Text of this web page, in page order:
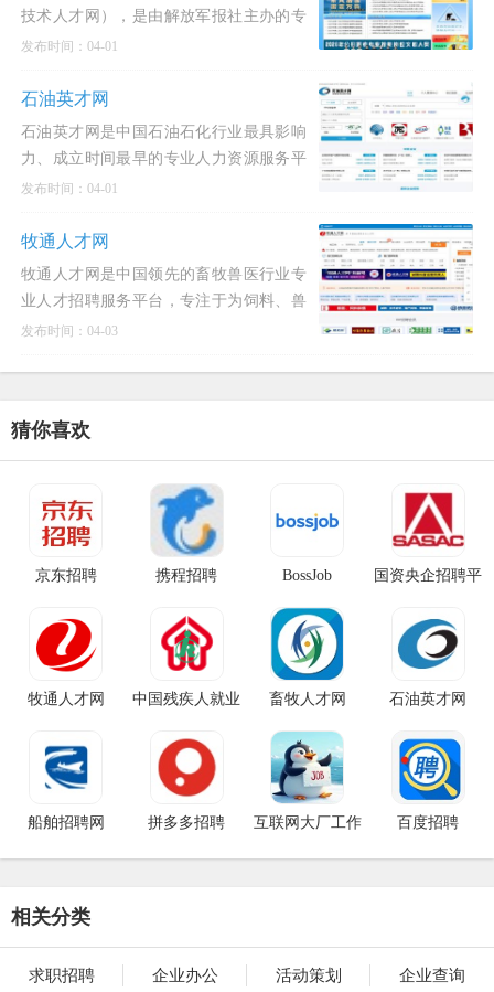
技术人才网），是由解放军报社主办的专
门服务于中国人民解放军人才队伍建设的
网站是军队文职人员招聘的唯一官方入
口，是国家全军文职人员招聘考试
发布时间：04-01
石油英才网
石油英才网是中国石油石化行业最具影响
力、成立时间最早的专业人力资源服务平
台之一。该平台由北京石油在线人力资源
始终专注于为油气田勘探、开采、炼化、
储运、装备制造及相关技
发布时间：04-01
牧通人才网
牧通人才网是中国领先的畜牧兽医行业专
业人才招聘服务平台，专注于为饲料、兽
药、养殖、动保、水产及宠物等泛畜牧领
发布时间：04-03
猜你喜欢
京东招聘 携程招聘 BossJob
国资央企招聘平
牧通人才网
中国残疾人就业
畜牧人才网 石油英才网
船舶招聘网 拼多多招聘 互联网大厂工作 百度招聘
相关分类
求职招聘 企业办公 活动策划 企业查询